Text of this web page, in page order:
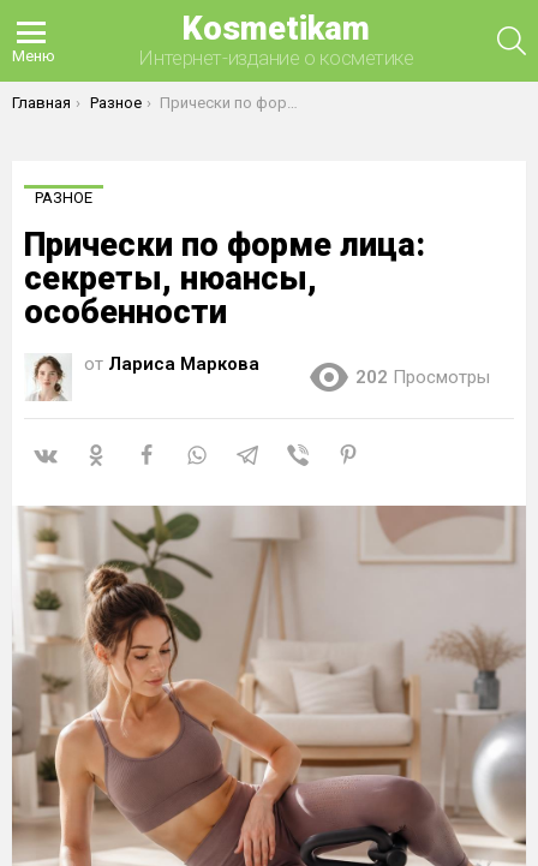
Меню
Kosmetikam
Интернет-издание о косметике
Вы здесь:
Главная Разное Прически по форме лица: секреты, нюансы, особенности
РАЗНОЕ
Прически по форме лица:
секреты, нюансы,
особенности
от Лариса Маркова
202 Просмотры